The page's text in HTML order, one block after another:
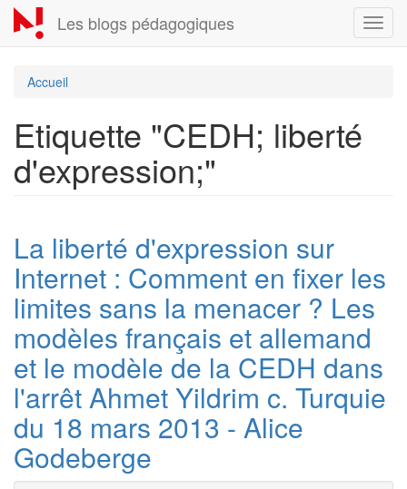
Aller
au
contenu
Les blogs pédagogiques
Accueil
Etiquette "CEDH; liberté
d'expression;"
La liberté d'expression sur
Internet : Comment en fixer les
limites sans la menacer ? Les
modèles français et allemand
et le modèle de la CEDH dans
l'arrêt Ahmet Yildrim c. Turquie
du 18 mars 2013 - Alice
Godeberge